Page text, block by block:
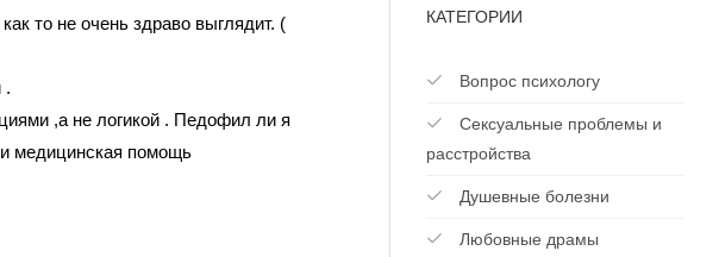
то не очень здраво выглядит. (
.
,а не логикой . Педофил ли я
медицинская помощь
КАТЕГОРИИ
Вопрос психологу
Сексуальные проблемы и
расстройства
Душевные болезни
Любовные драмы